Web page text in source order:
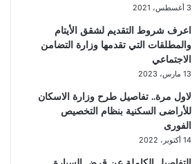
3 أغسطس، 2021
اعرف شروط التقديم لشقق الأيتام
والمطلقات التي تقدمها وزارة التضامن
الاجتماعي
13 مارس، 2023
لاول مرة.. تفاصيل طرح وزارة الاسكان
للأراضى السكنية بنظام التخصيص
الفورى
14 أكتوبر، 2022